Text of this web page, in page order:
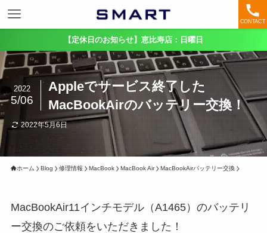
CONTACT
【定休日のお知らせ】恵比寿店：日曜日
Appleでサービス終了した
MacBookAirのバッテリー交換！
2022
5/06
2022年5月6日
ホーム Blog 修理情報 MacBook MacBook Air MacBookAirバッテリー交換
MacBookAir11インチモデル（A1465）のバッテリ
ー交換のご依頼をいただきました！